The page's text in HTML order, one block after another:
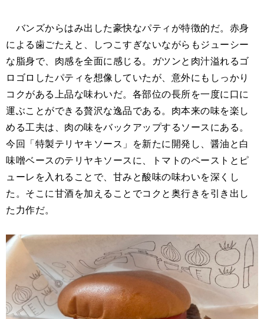
バンズからはみ出した豪快なパティが特徴的だ。赤身
による歯ごたえと、しつこすぎないながらもジューシー
な脂身で、肉感を全面に感じる。ガツンと肉汁溢れるゴ
ロゴロしたパティを想像していたが、意外にもしっかり
コクがある上品な味わいだ。各部位の長所を一度に口に
運ぶことができる贅沢な逸品である。肉本来の味を楽し
める工夫は、肉の味をバックアップするソースにある。
今回「特製テリヤキソース」を新たに開発し、醤油と白
味噌ベースのテリヤキソースに、トマトのペーストとピ
ューレを入れることで、甘みと酸味の味わいを深くし
た。そこに甘酒を加えることでコクと奥行きを引き出し
た力作だ。